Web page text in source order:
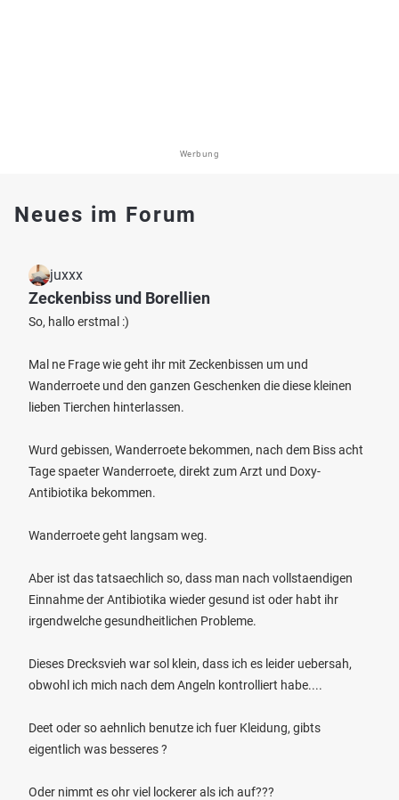
Werbung
Neues im Forum
juxxx
Zeckenbiss und Borellien
So, hallo erstmal :)
Mal ne Frage wie geht ihr mit Zeckenbissen um und
Wanderroete und den ganzen Geschenken die diese kleinen
lieben Tierchen hinterlassen.
Wurd gebissen, Wanderroete bekommen, nach dem Biss acht
Tage spaeter Wanderroete, direkt zum Arzt und Doxy-
Antibiotika bekommen.
Wanderroete geht langsam weg.
Aber ist das tatsaechlich so, dass man nach vollstaendigen
Einnahme der Antibiotika wieder gesund ist oder habt ihr
irgendwelche gesundheitlichen Probleme.
Dieses Drecksvieh war sol klein, dass ich es leider uebersah,
obwohl ich mich nach dem Angeln kontrolliert habe....
Deet oder so aehnlich benutze ich fuer Kleidung, gibts
eigentlich was besseres ?
Oder nimmt es ohr viel lockerer als ich auf???